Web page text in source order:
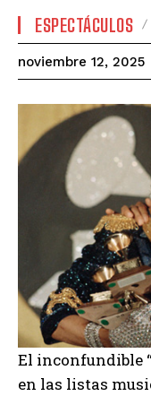
ESPECTÁCULOS
noviembre 12, 2025
El inconfundible
en las listas